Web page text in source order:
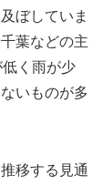
ぼしていま
葉などの主
く雨が少
いものが多
移する見通